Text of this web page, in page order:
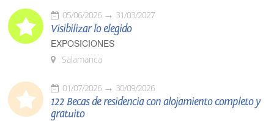
05/06/2026 31/03/2027
Visibilizar lo elegido
EXPOSICIONES
Salamanca
01/07/2026 30/09/2026
122 Becas de residencia con alojamiento completo y
gratuito